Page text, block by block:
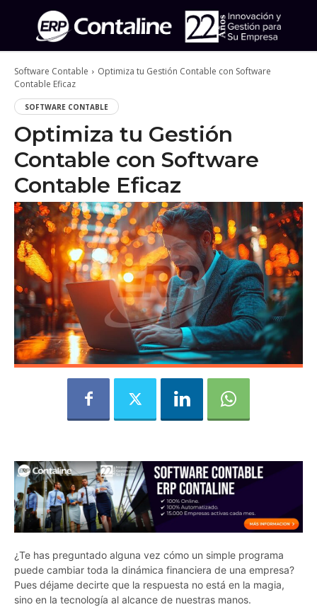
Software Contable
Optimiza tu Gestión Contable con Software
Contable Eficaz
SOFTWARE CONTABLE
Optimiza tu Gestión
Contable con Software
Contable Eficaz
¿Te has preguntado alguna vez cómo un simple programa
puede cambiar toda la dinámica financiera de una empresa?
Pues déjame decirte que la respuesta no está en la magia,
sino en la tecnología al alcance de nuestras manos.